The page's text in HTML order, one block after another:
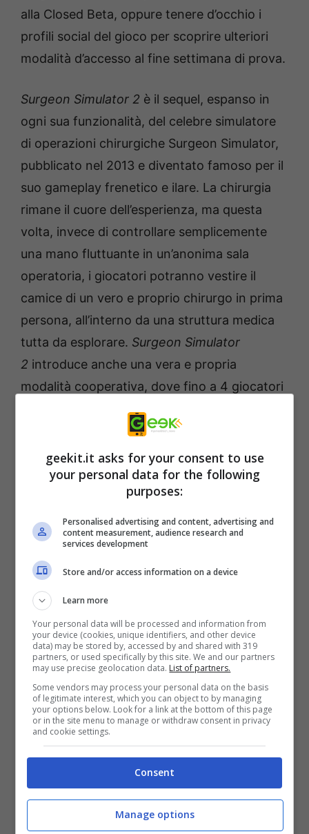
alla Closed Beta, oppure tenere d’occhio i
profili social del gioco per scoprire ulteriori
modalità d’accesso al fine settimana di prova.
Surgeon Simulator 2 è il sequel, espanso in
ogni sua funzionalità, del celebre simulatore
di operazioni chirurgiche Surgeon Simulator,
pubblicato nel 2013 e diventato famoso per il
suo gameplay frenetico e ilare. La chirurgia
rimane il cuore dell’esperienza, ma questa
volta, invece di controllare semplicemente
una mano fluttuante in un’anonima sala
operatoria, i giocatori potranno vestire il
camice di un vero e proprio chirurgo in prima
persona, all’interno da una struttura medica
tutta da esplorare. Surgeon Simulator
2 introduce anche una vera e propria
modalità cooperativa, dove fino a 4 giocatori
mondo dove impugnare un martello è un
grande risultato e distruggere un intero
ospedale è totalmente normale.
Il fine settimana di Closed Beta inizia il 7
agosto alle 22:00 CEST e finirà lunedì 10
agosto alle 14:00 CEST.
Surgeon Simulator 2sarà disponibile dal 27
agosto e si può preordinare su Epic Games
sbloccheranno l’accesso alla Closed Beta, ma
geekit.it asks for your consent to use
your personal data for the following
purposes:
Personalised advertising and content, advertising and
content measurement, audience research and
services development
Store and/or access information on a device
Learn more
Your personal data will be processed and information from
your device (cookies, unique identifiers, and other device
data) may be stored by, accessed by and shared with 319
partners, or used specifically by this site. We and our partners
may use precise geolocation data. List of partners.
Some vendors may process your personal data on the basis
of legitimate interest, which you can object to by managing
your options below. Look for a link at the bottom of this page
or in the site menu to manage or withdraw consent in privacy
and cookie settings.
Consent
Manage options